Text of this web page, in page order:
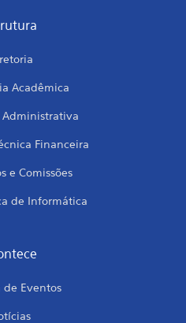
Acadêmica
Administrativa
Financeira
e Comissões
de Informática
de Eventos